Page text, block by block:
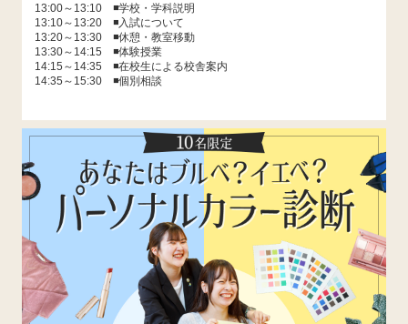
13:00～13:10 ◾️学校・学科説明
13:10～13:20 ◾️入試について
13:20～13:30 ◾️休憩・教室移動
13:30～14:15 ◾️体験授業
14:15～14:35 ◾️在校生による校舎案内
14:35～15:30 ◾️個別相談